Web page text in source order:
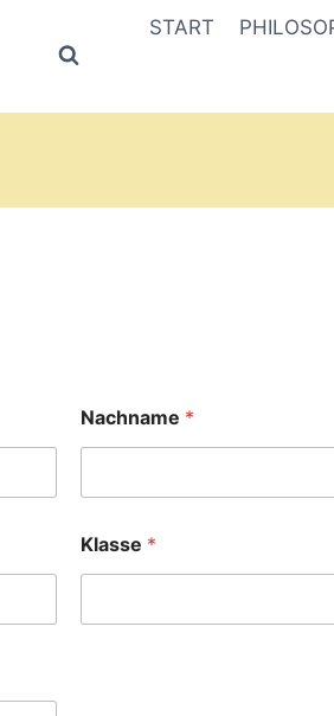
START
Nachname *
Klasse *